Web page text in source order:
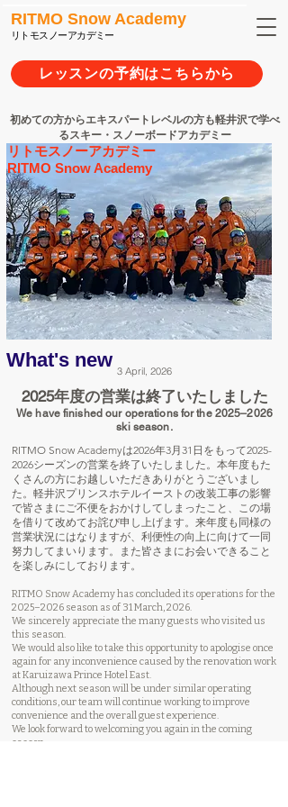
RITMO Snow Academy
リトモスノーアカデミー
レッスンの予約はこちらから
初めての方からエキスパートレベルの方も軽井沢で学べ
るスキー・スノーボードアカデミー
リトモスノーアカデミー
RITMO Snow Academy
What's new 3 April, 2026
​2025年度の営業は終了いたしました
We have finished our operations for the 2025–2026
ski season.
RITMO Snow Academyは2026年3月31日をもって2025-
2026シーズンの営業を終了いたしました。本年度もた
くさんの方にお越しいただきありがとうございまし
た。軽井沢プリンスホテルイーストの改装工事の影響
で皆さまにご不便をおかけしてしまったこと、この場
を借りて改めてお詫び申し上げます。来年度も同様の
営業状況にはなりますが、利便性の向上に向けて一同
努力してまいります。また皆さまにお会いできること
を楽しみにしております。
RITMO Snow Academy has concluded its operations for the
2025–2026 season as of 31 March, 2026.
We sincerely appreciate the many guests who visited us
this season.
We would also like to take this opportunity to apologise once
again for any inconvenience caused by the renovation work
at Karuizawa Prince Hotel East.
Although next season will be under similar operating
conditions, our team will continue working to improve
convenience and the overall guest experience.
We look forward to welcoming you again in the coming
season.